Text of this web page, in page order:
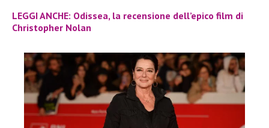
LEGGI ANCHE: Odissea, la recensione dell’epico film di
Christopher Nolan